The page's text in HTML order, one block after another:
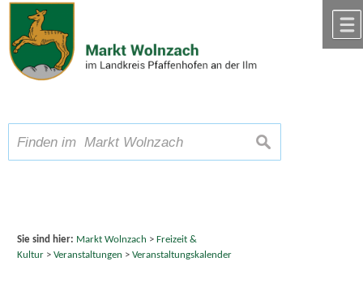
Zum Inhalt,zur Navigation
Schriftgröße A A A suchen
Sie sind hier: Markt Wolnzach > Freizeit &
Kultur> Veranstaltungen > Veranstaltungskalender